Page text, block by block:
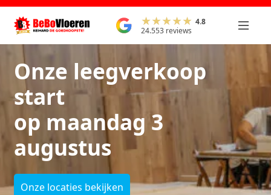
4.8
24.553 reviews
Onze leegverkoop
start
op maandag 3
augustus
Onze locaties bekijken